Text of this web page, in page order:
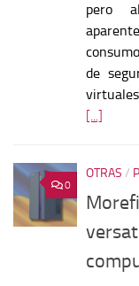
pero
de
virtuales
[...]
0
OTRAS /